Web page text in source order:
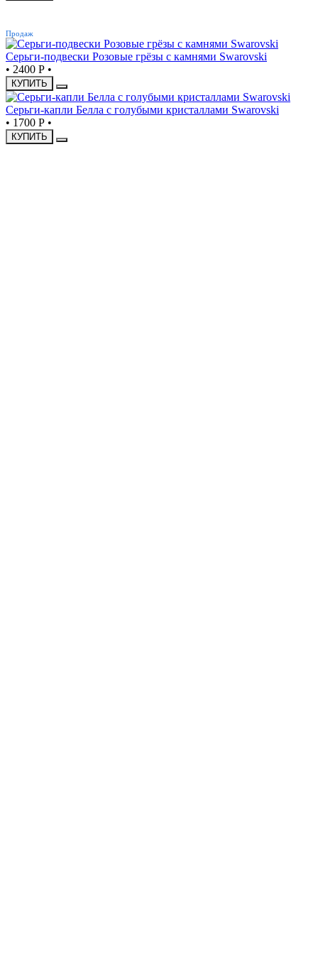
Продаж
Серьги-подвески Розовые грёзы с камнями Swarovski
• 2400 Р •
КУПИТЬ
Серьги-капли Белла с голубыми кристаллами Swarovski
• 1700 Р •
КУПИТЬ